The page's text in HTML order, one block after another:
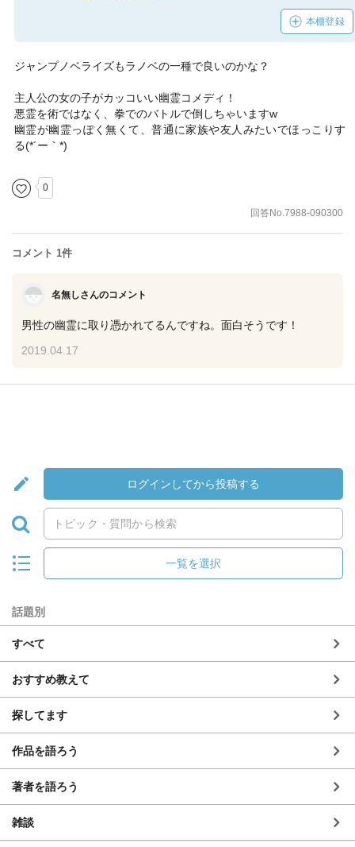
本棚登録
ジャンプノベライズもラノベの一種で良いのかな？
主人公の女の子がカッコいい幽霊コメディ！
悪霊を術ではなく、拳でのバトルで倒しちゃいますw
幽霊が幽霊っぽく無くて、普通に家族や友人みたいでほっこりす
る(*´ー｀*)
0
回答No.7988-090300
コメント 1件
名無しさんのコメント
男性の幽霊に取り憑かれてるんですね。面白そうです！
2019.04.17
ログインしてから投稿する
一覧を選択
話題別
すべて
おすすめ教えて
探してます
作品を語ろう
著者を語ろう
雑談